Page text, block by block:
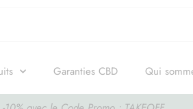
Garanties CBD Qui